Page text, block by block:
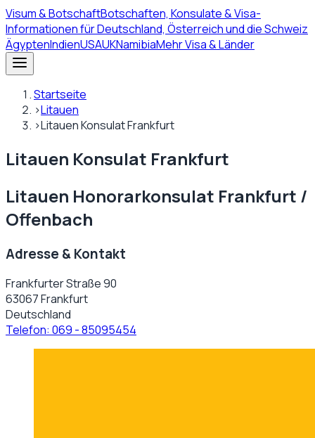
Visum& BotschaftBotschaften, Konsulate & Visa-
Informationen für Deutschland, Österreich und die Schweiz
ÄgyptenIndienUSAUKNamibiaMehr Visa & Länder
Startseite
›Litauen
›Litauen Konsulat Frankfurt
Litauen Konsulat Frankfurt
Litauen Honorarkonsulat Frankfurt /
Offenbach
Adresse & Kontakt
Frankfurter Straße 90
63067 Frankfurt
Deutschland
Telefon: 069 - 85095454